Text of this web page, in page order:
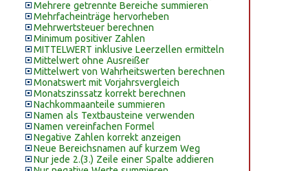
Mehrere getrennte Bereiche summieren
Mehrfacheinträge hervorheben
Mehrwertsteuer berechnen
Minimum positiver Zahlen
MITTELWERT inklusive Leerzellen ermitteln
Mittelwert ohne Ausreißer
Mittelwert von Wahrheitswerten berechnen
Monatswert mit Vorjahrsvergleich
Monatszinssatz korrekt berechnen
Nachkommaanteile summieren
Namen als Textbausteine verwenden
Namen vereinfachen Formel
Negative Zahlen korrekt anzeigen
Neue Bereichsnamen auf kurzem Weg
Nur jede 2.(3.) Zeile einer Spalte addieren